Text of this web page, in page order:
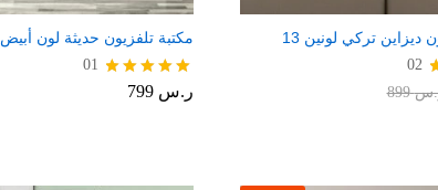
ديزاين تركي لونين 13
02
899
مكتبة تلفزيون حديثة لون أبيض 48
تم التقييم
01
ر.س